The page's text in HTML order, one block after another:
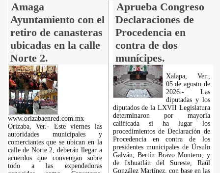
Amaga
Ayuntamiento con el
retiro de canasteras
ubicadas en la calle
Norte 2.
Aprueba Congreso
Declaraciones de
Procedencia en
contra de dos
munícipes.
www.orizabaenred.com.mx
Orizaba, Ver.- Este viernes las
autoridades municipales y
comerciantes que se ubican en la
calle de Norte 2, deberán llegar a
acuerdos que convengan sobre
todo a las expendedoras
Xalapa, Ver.,
05 de agosto de
2026.- Las
diputadas y los
diputados de la LXVII Legislatura
determinaron por mayoría
calificada si ha lugar los
procedimientos de Declaración de
Procedencia en contra de los
presidentes municipales de Úrsulo
Galván, Bertín Bravo Montero, y
de Ixhuatlán del Sureste, Raúl
González Martínez, con base en las